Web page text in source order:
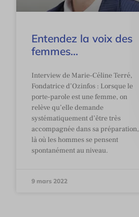
Entendez la voix des
femmes…
Interview de Marie-Céline Terré,
Fondatrice d’Ozinfos : Lorsque le
porte-parole est une femme, on
relève qu’elle demande
systématiquement d’être très
accompagnée dans sa préparation,
là où les hommes se pensent
spontanément au niveau.
9 mars 2022